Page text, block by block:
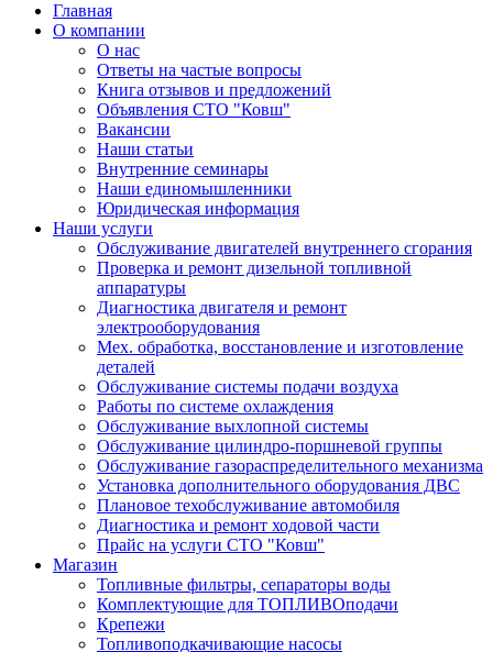
Главная
О компании
О нас
Ответы на частые вопросы
Книга отзывов и предложений
Объявления СТО "Ковш"
Вакансии
Наши статьи
Внутренние семинары
Наши единомышленники
Юридическая информация
Наши услуги
Обслуживание двигателей внутреннего сгорания
Проверка и ремонт дизельной топливной
аппаратуры
Диагностика двигателя и ремонт
электрооборудования
Мех. обработка, восстановление и изготовление
деталей
Обслуживание системы подачи воздуха
Работы по системе охлаждения
Обслуживание выхлопной системы
Обслуживание цилиндро-поршневой группы
Обслуживание газораспределительного механизма
Установка дополнительного оборудования ДВС
Плановое техобслуживание автомобиля
Диагностика и ремонт ходовой части
Прайс на услуги СТО "Ковш"
Магазин
Топливные фильтры, сепараторы воды
Комплектующие для ТОПЛИВОподачи
Крепежи
Топливоподкачивающие насосы